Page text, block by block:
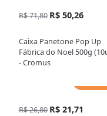
R$ 71,80 R$ 50,26
Caixa Panetone Pop Up
Fábrica do Noel 500g
- Cromus
R$ 26,80 R$ 21,71